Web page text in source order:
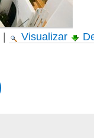
Visualizar